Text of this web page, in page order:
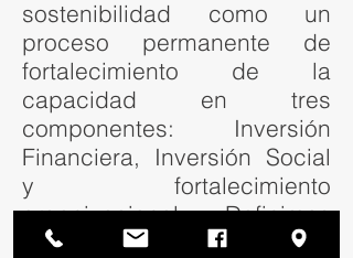
sostenibilidad como un
proceso permanente de
fortalecimiento de la
capacidad en tres
componentes: Inversión
Financiera, Inversión Social
y fortalecimiento
organizacional. Definimos
sostenibilidad como: